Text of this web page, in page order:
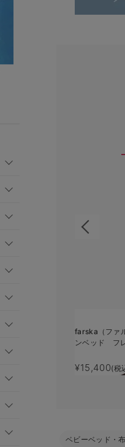
farska（ファ
ンベッド フ
¥15,400(税
ベビーベッド・